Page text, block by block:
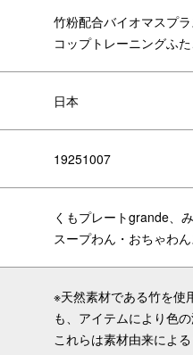
耳付きスープわんどちら
るストッパー。テーブル
りにくくなります。
軽
しっ
でお食い初めなどのギ
竹粉配合バイオマスプ
コップトレーニングふ
日本
19251007
くもプレートgrande、
スープわん・おちゃわ
※天然素材である竹を使
も、アイテムにより色
これらは素材由来によ